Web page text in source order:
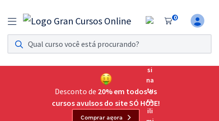
0
Assinatura Ilimitada 11
Acesso a todos os cursos. Teste grátis por 7 dias!
Assinatura OAB Até Passar
Acesso ilimitado a toda preparação para o Exame da
Desconto de 20% em todos os
cursos avulsos do site SÓ HOJE!
Comprar agora